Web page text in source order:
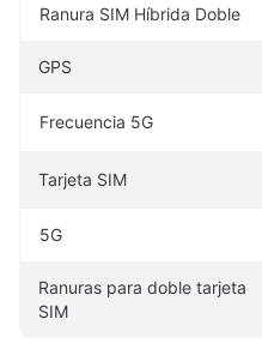
Ranura SIM Híbrida Doble
GPS
Frecuencia 5G
Tarjeta SIM
5G
Ranuras para doble tarjeta
SIM